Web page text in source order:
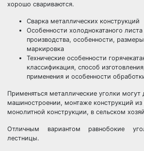
хорошо свариваются.
Сварка металлических конструкций
Особенности холоднокатаного
производства, особенности,
маркировка
Технические особенности
классификация, способ
применения и особенности
Применяться металлические уголки могут
машиностроении, монтаже конструкций
монолитной конструкции, в сельском
Отличным вариантом равнобокие
лестницы.